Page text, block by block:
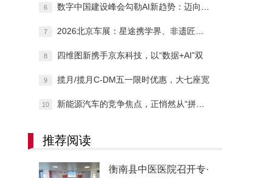
6 数字中国建设峰会勾勒AI新趋势：迈向“能
7 2026北京车展：星途携学界、非遗匠人共
8 四维图新携手京东科技，以“数据+AI”双
9 揽月/揽月C-DM五一限时优惠，大七座宽
10 新能源汽车的竞争焦点，正悄然从“拼价格”
推荐阅读
衡南县中医医院召开专·